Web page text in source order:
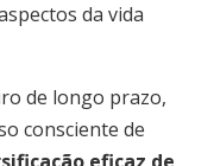
da vida
de longo prazo,
consciente de